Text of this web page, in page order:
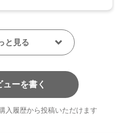
の理由により、成分・処方が記
更になる場合がございます。
ューを書く
入履歴から投稿いただけます